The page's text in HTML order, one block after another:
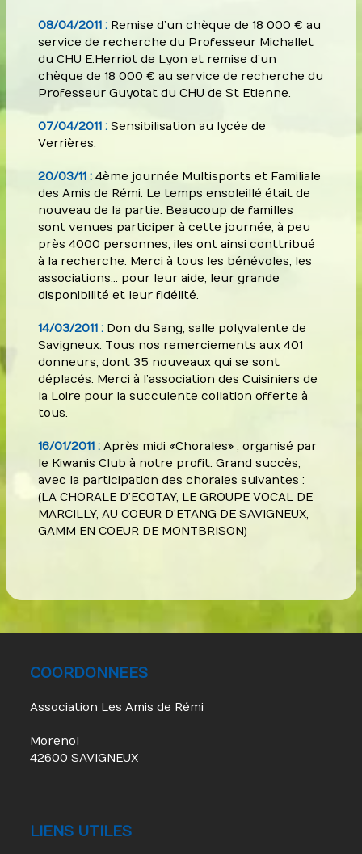
08/04/2011 : Remise d’un chèque de 18 000 € au
service de recherche du Professeur Michallet
du CHU E.Herriot de Lyon et remise d’un
chèque de 18 000 € au service de recherche du
Professeur Guyotat du CHU de St Etienne.
07/04/2011 : Sensibilisation au lycée de
Verrières.
20/03/11 : 4ème journée Multisports et Familiale
des Amis de Rémi. Le temps ensoleillé était de
nouveau de la partie. Beaucoup de familles
sont venues participer à cette journée, à peu
près 4000 personnes, iles ont ainsi conttribué
à la recherche. Merci à tous les bénévoles, les
associations… pour leur aide, leur grande
disponibilité et leur fidélité.
14/03/2011 : Don du Sang, salle polyvalente de
Savigneux. Tous nos remerciements aux 401
donneurs, dont 35 nouveaux qui se sont
déplacés. Merci à l’association des Cuisiniers de
la Loire pour la succulente collation offerte à
tous.
16/01/2011 : Après midi « Chorales » , organisé par
le Kiwanis Club à notre profit. Grand succès,
avec la participation des chorales suivantes :
(LA CHORALE D’ECOTAY, LE GROUPE VOCAL DE
MARCILLY, AU COEUR D’ETANG DE SAVIGNEUX,
GAMM EN COEUR DE MONTBRISON)
COORDONNEES
Association Les Amis de Rémi
Morenol
42600 SAVIGNEUX
LIENS UTILES